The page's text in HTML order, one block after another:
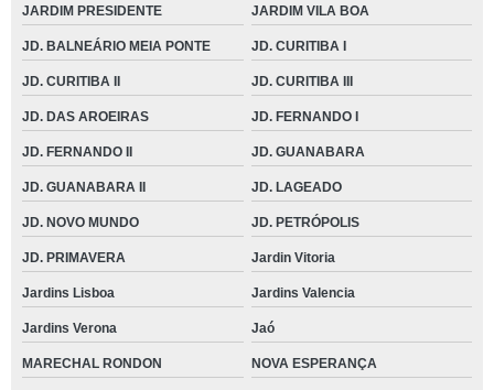
JARDIM PRESIDENTE JARDIM VILA BOA
JD. BALNEÁRIO MEIA PONTE JD. CURITIBA I
JD. CURITIBA II JD. CURITIBA III
JD. DAS AROEIRAS JD. FERNANDO I
JD. FERNANDO II JD. GUANABARA
JD. GUANABARA II JD. LAGEADO
JD. NOVO MUNDO JD. PETRÓPOLIS
JD. PRIMAVERA Jardin Vitoria
Jardins Lisboa Jardins Valencia
Jardins Verona Jaó
MARECHAL RONDON NOVA ESPERANÇA